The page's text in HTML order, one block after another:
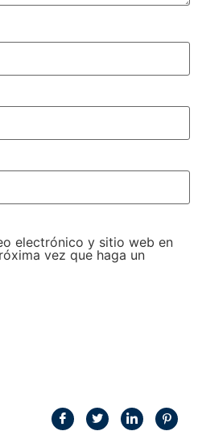
electrónico y sitio web en
vez que haga un